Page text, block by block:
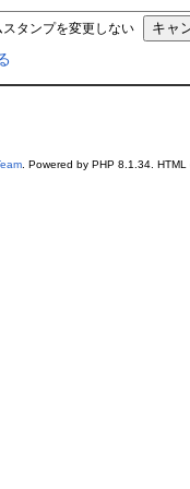
スタンプを変更しない
. Powered by PHP 8.1.34. HTML